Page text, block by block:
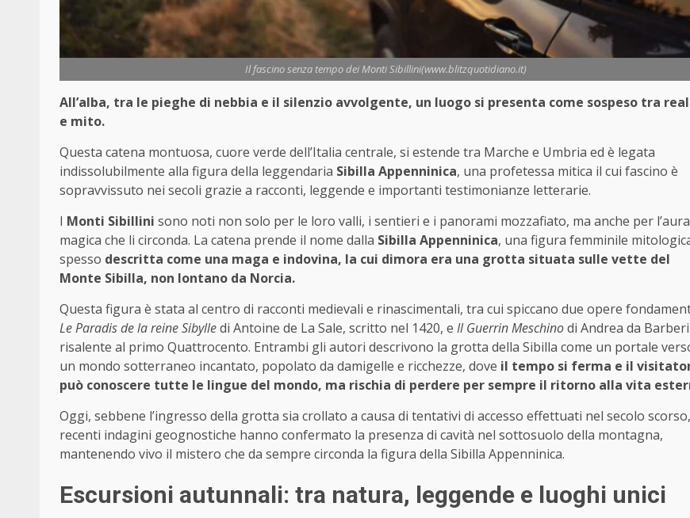
Il fascino senza tempo dei Monti Sibillini(www.blitzquotidiano.it)
All’alba, tra le pieghe di nebbia e il silenzio avvolgente, un luogo si presenta come sospeso tra
e mito.
Questa catena montuosa, cuore verde dell’Italia centrale, si estende tra Marche e Umbria ed è legata
indissolubilmente alla figura della leggendaria Sibilla Appenninica, una profetessa mitica il cui fascino è
sopravvissuto nei secoli grazie a racconti, leggende e importanti testimonianze letterarie.
I Monti Sibillini sono noti non solo per le loro valli, i sentieri e i panorami mozzafiato, ma anche per l’aura
magica che li circonda. La catena prende il nome dalla Sibilla Appenninica, una figura femminile
spesso descritta come una maga e indovina, la cui dimora era una grotta situata sulle vette del
Monte Sibilla, non lontano da Norcia.
Questa figura è stata al centro di racconti medievali e rinascimentali, tra cui spiccano due opere
Le Paradis de la reine Sibylledi Antoine de La Sale, scritto nel 1420, e Il Guerrin Meschinodi Andrea da
risalente al primo Quattrocento. Entrambi gli autori descrivono la grotta della Sibilla come un portale
un mondo sotterraneo incantato, popolato da damigelle e ricchezze, dove il tempo si ferma e il
può conoscere tutte le lingue del mondo, ma rischia di perdere per sempre il ritorno alla vita
Oggi, sebbene l’ingresso della grotta sia crollato a causa di tentativi di accesso effettuati nel secolo scorso,
recenti indagini geognostiche hanno confermato la presenza di cavità nel sottosuolo della montagna,
mantenendo vivo il mistero che da sempre circonda la figura della Sibilla Appenninica.
Escursioni autunnali: tra natura, leggende e luoghi unici